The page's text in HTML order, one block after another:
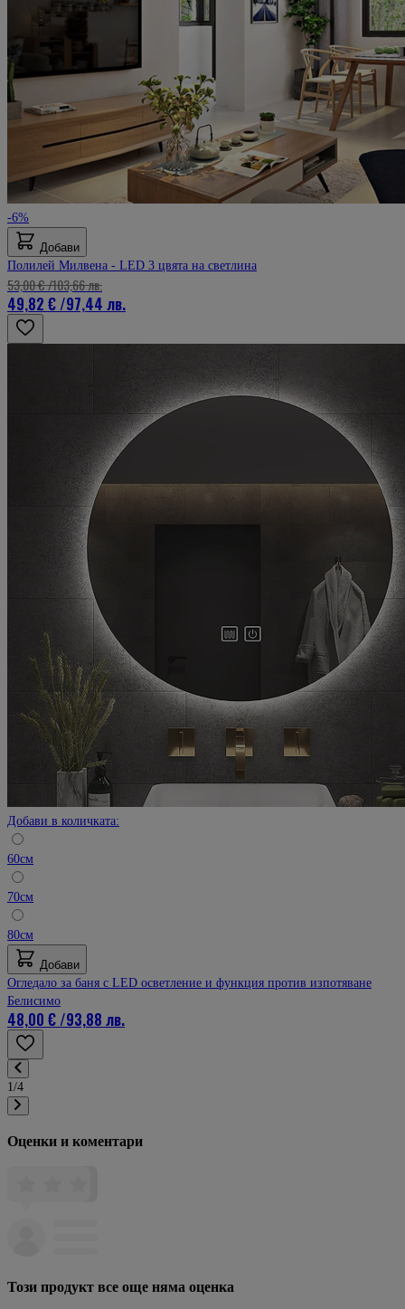
-6%
Добави
Полилей Милвена - LED 3 цвята на светлина
49,82 €/97,44 лв.
53,00 €/103,66 лв.
Добави в количката:
60см
70см
80см
Добави
Огледало за баня с LED осветление и функция против изпотяване
Белисимо
48,00 €/93,88 лв.
1/4
Оценки и коментари
Този продукт все още няма оценка